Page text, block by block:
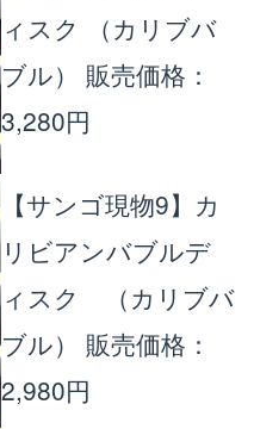
ィスク （カリブバ
ブル）
販売価格：
3,280円
【サンゴ現物9】カ
リビアンバブルデ
ィスク （カリブバ
ブル）
販売価格：
2,980円